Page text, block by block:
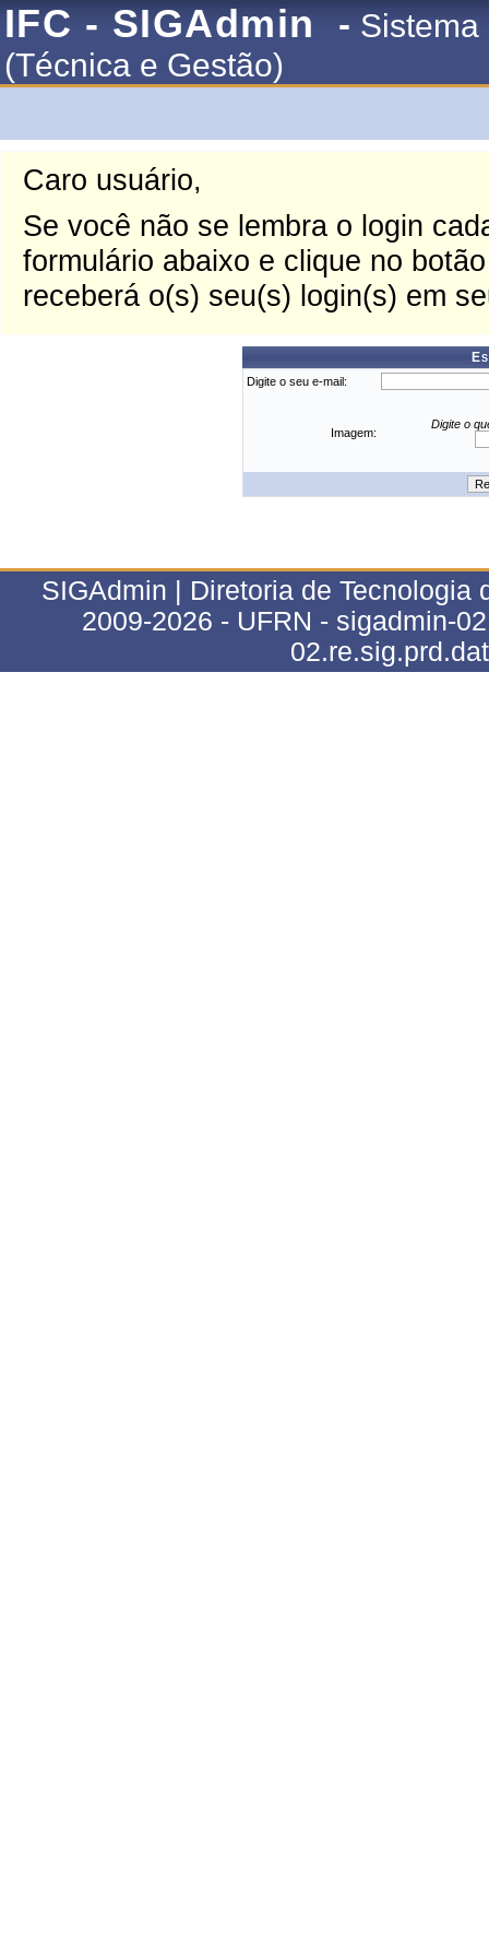
IFC - SIGAdmin - Sistema
(Técnica e Gestão)
Caro usuário,
Se você não se lembra o login
formulário abaixo e clique no
receberá o(s) seu(s) login(s) em
Digite o seu e-mail:
Imagem:
Digite o
SIGAdmin | Diretoria de
2009-2026 - UFRN - sigadmin-